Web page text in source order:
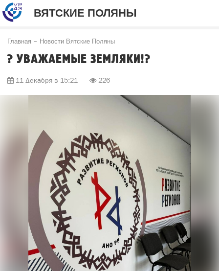
ВЯТСКИЕ ПОЛЯНЫ
Главная Новости Вятские Поляны
? УВАЖАЕМЫЕ ЗЕМЛЯКИ!?
11 Декабря в 15:21 226